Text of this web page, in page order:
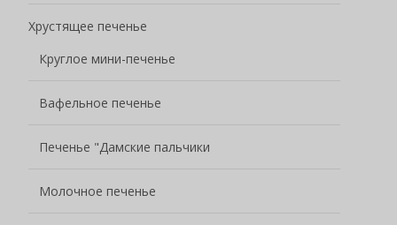
Хрустящее печенье
Круглое мини-печенье
Вафельное печенье
Печенье "Дамские пальчики
Молочное печенье